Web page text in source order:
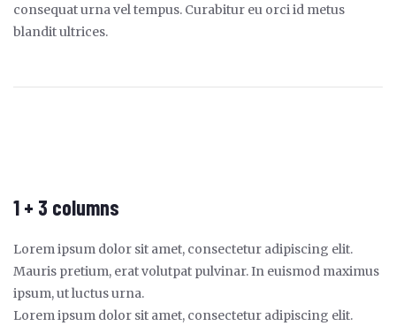
consequat urna vel tempus. Curabitur eu orci id metus
blandit ultrices.
1 + 3 columns
Lorem ipsum dolor sit amet, consectetur adipiscing elit.
Mauris pretium, erat volutpat pulvinar. In euismod maximus
ipsum, ut luctus urna.
Lorem ipsum dolor sit amet, consectetur adipiscing elit.